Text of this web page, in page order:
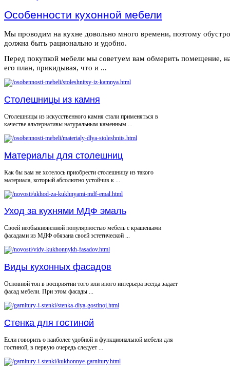
Особенности кухонной мебели
Мы проводим на кухне довольно много времени, поэтому
должна быть рационально и удобно.
Перед покупкой мебели мы советуем вам обмерить помещение,
его план, прикидывая, что и ...
Столешницы из камня
Столешницы из искусственного камня стали применяться в
качестве альтернативы натуральным каменным ...
Материалы для столешниц
Как бы вам не хотелось приобрести столешницу из такого
материала, который абсолютно устойчив к ...
Уход за кухнями МДФ эмаль
Своей необыкновенной популярностью мебель с крашеными
фасадами из МДФ обязана своей эстетической ...
Виды кухонных фасадов
Основной тон в восприятии того или иного интерьера всегда задает
фасад мебели. При этом фасады ...
Стенка для гостиной
Если говорить о наиболее удобной и функциональной мебели для
гостиной, в первую очередь следует ...